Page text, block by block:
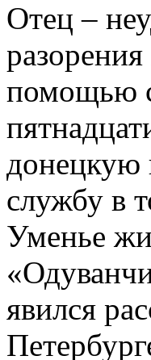
Отец –
помощью
донецкую
службу в
Уменье
явился